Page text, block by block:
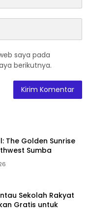
saya pada
berikutnya.
The Golden Sunrise
Sumba
Sekolah Rakyat
Gratis untuk